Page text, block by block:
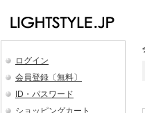
ログイン
会員登録〔無料〕
ID・パスワード
ショッピングカート